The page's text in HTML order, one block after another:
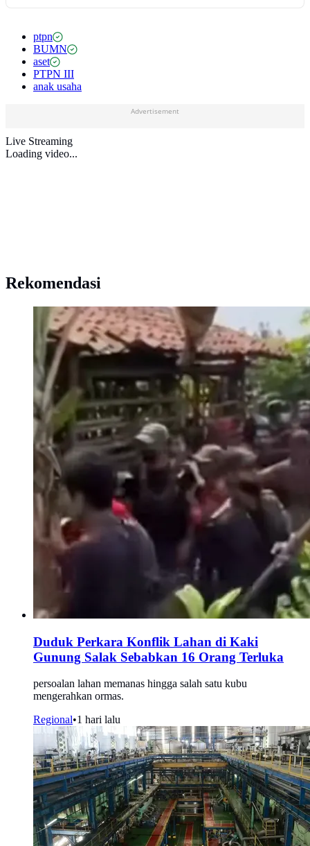
ptpn
BUMN
aset
PTPN III
anak usaha
Advertisement
Live Streaming
Loading video...
Rekomendasi
Duduk Perkara Konflik Lahan di Kaki
Gunung Salak Sebabkan 16 Orang Terluka
persoalan lahan memanas hingga salah satu kubu
mengerahkan ormas.
Regional•1 hari lalu